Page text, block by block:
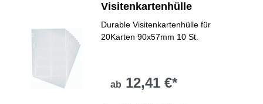
Visitenkartenhülle
Durable Visitenkartenhülle für
20Karten 90x57mm 10 St.
ab 12,41 €*